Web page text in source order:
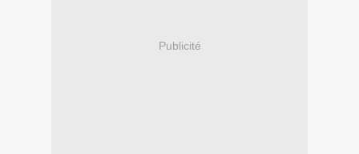
Publicité